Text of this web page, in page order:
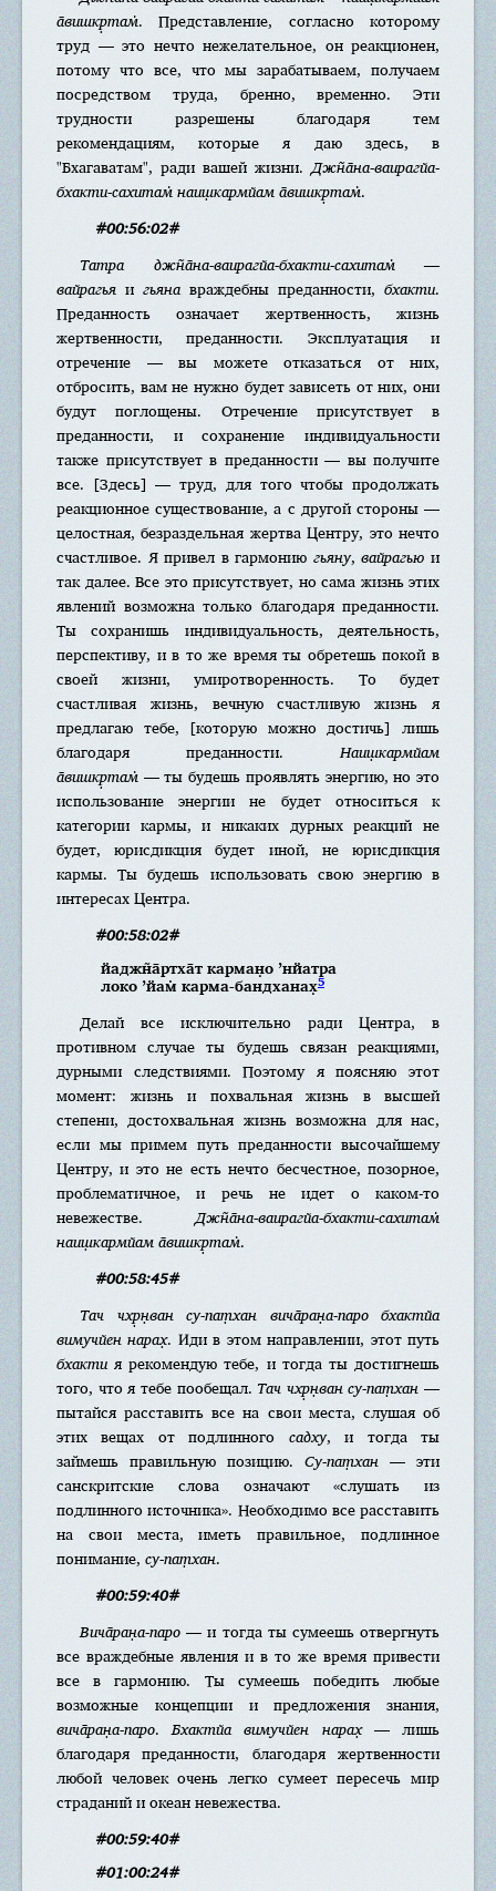
а̄вишкр̣там̇. Представление, согласно которому
труд — это нечто нежелательное, он реакционен,
потому что все, что мы зарабатываем, получаем
посредством труда, бренно, временно. Эти
трудности разрешены благодаря тем
рекомендациям, которые я даю здесь, в
"Бхагаватам", ради вашей жизни.Джн̃а̄на-ваирагйа-
бхакти-сахитам̇ наиш̣кармйам а̄вишкр̣там̇.
#00:56:02#
Татра джн̃а̄на-ваирагйа-бхакти-сахитам̇ —
вайрагья и гьянавраждебны преданности, бхакти.
Преданность означает жертвенность, жизнь
жертвенности, преданности. Эксплуатация и
отречение — вы можете отказаться от них,
отбросить, вам не нужно будет зависеть от них, они
будут поглощены. Отречение присутствует в
преданности, и сохранение индивидуальности
также присутствует в преданности — вы получите
все. [Здесь] — труд, для того чтобы продолжать
реакционное существование, а с другой стороны —
целостная, безраздельная жертва Центру, это нечто
счастливое. Я привел в гармонию гьяну,вайрагью и
так далее. Все это присутствует, но сама жизнь этих
явлений возможна только благодаря преданности.
Ты сохранишь индивидуальность, деятельность,
перспективу, и в то же время ты обретешь покой в
своей жизни, умиротворенность. То будет
счастливая жизнь, вечную счастливую жизнь я
предлагаю тебе, [которую можно достичь] лишь
благодаря преданности.Наиш̣кармйам
а̄вишкр̣там̇ — ты будешь проявлять энергию, но это
использование энергии не будет относиться к
категории кармы, и никаких дурных реакций не
будет, юрисдикция будет иной, не юрисдикция
кармы. Ты будешь использовать свою энергию в
интересах Центра.
#00:58:02#
йаджн̃а̄ртха̄т карман̣о ’нйатра
локо ’йам̇ карма-бандханах̣5
Делай все исключительно ради Центра, в
противном случае ты будешь связан реакциями,
дурными следствиями. Поэтому я поясняю этот
момент: жизнь и похвальная жизнь в высшей
степени, достохвальная жизнь возможна для нас,
если мы примем путь преданности высочайшему
Центру, и это не есть нечто бесчестное, позорное,
проблематичное, и речь не идет о каком-то
невежестве.Джн̃а̄на-ваирагйа-бхакти-сахитам̇
наиш̣кармйам а̄вишкр̣там̇.
#00:58:45#
Тач чхр̣н̣ван су-пат̣хан вича̄ран̣а-паро бхактйа
вимучйен нарах̣. Иди в этом направлении, этот путь
бхактия рекомендую тебе, и тогда ты достигнешь
того, что я тебе пообещал. Тач чхр̣н̣ван су-пат̣хан —
пытайся расставить все на свои места, слушая об
этих вещах от подлинного садху, и тогда ты
займешь правильную позицию. Су-пат̣хан — эти
санскритские слова означают «слушать из
подлинного источника». Необходимо все расставить
на свои места, иметь правильное, подлинное
понимание, су-пат̣хан.
#00:59:40#
Вича̄ран̣а-паро — и тогда ты сумеешь отвергнуть
все враждебные явления и в то же время привести
все в гармонию. Ты сумеешь победить любые
возможные концепции и предложения знания,
вича̄ран̣а-паро.Бхактйа вимучйен нарах̣— лишь
благодаря преданности, благодаря жертвенности
любой человек очень легко сумеет пересечь мир
страданий и океан невежества.
#00:59:40#
#01:00:24#